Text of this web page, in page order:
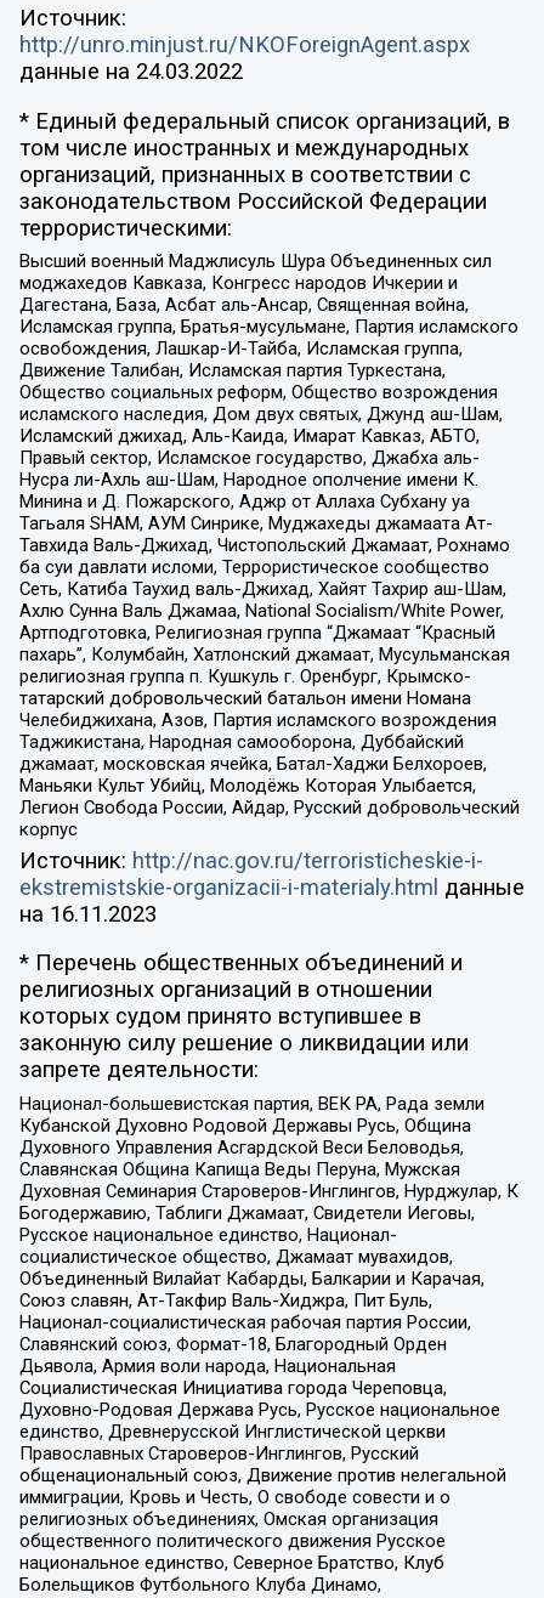
Источник:
http://unro.minjust.ru/NKOForeignAgent.aspx
данные на 24.03.2022
* Единый федеральный список организаций, в
том числе иностранных и международных
организаций, признанных в соответствии с
законодательством Российской Федерации
террористическими:
Высший военный Маджлисуль Шура Объединенных сил
моджахедов Кавказа, Конгресс народов Ичкерии и
Дагестана, База, Асбат аль-Ансар, Священная война,
Исламская группа, Братья-мусульмане, Партия исламского
освобождения, Лашкар-И-Тайба, Исламская группа,
Движение Талибан, Исламская партия Туркестана,
Общество социальных реформ, Общество возрождения
исламского наследия, Дом двух святых, Джунд аш-Шам,
Исламский джихад, Аль-Каида, Имарат Кавказ, АБТО,
Правый сектор, Исламское государство, Джабха аль-
Нусра ли-Ахль аш-Шам, Народное ополчение имени К.
Минина и Д. Пожарского, Аджр от Аллаха Субхану уа
Тагьаля SHAM, АУМ Синрике, Муджахеды джамаата Ат-
Тавхида Валь-Джихад, Чистопольский Джамаат, Рохнамо
ба суи давлати исломи, Террористическое сообщество
Сеть, Катиба Таухид валь-Джихад, Хайят Тахрир аш-Шам,
Ахлю Сунна Валь Джамаа, National Socialism/White Power,
Артподготовка, Религиозная группа “Джамаат “Красный
пахарь”, Колумбайн, Хатлонский джамаат, Мусульманская
религиозная группа п. Кушкуль г. Оренбург, Крымско-
татарский добровольческий батальон имени Номана
Челебиджихана, Азов, Партия исламского возрождения
Таджикистана, Народная самооборона, Дуббайский
джамаат, московская ячейка, Батал-Хаджи Белхороев,
Маньяки Культ Убийц, Молодёжь Которая Улыбается,
Легион Свобода России, Айдар, Русский добровольческий
корпус
Источник: http://nac.gov.ru/terroristicheskie-i-
ekstremistskie-organizacii-i-materialy.html данные
на 16.11.2023
* Перечень общественных объединений и
религиозных организаций в отношении
которых судом принято вступившее в
законную силу решение о ликвидации или
запрете деятельности:
Национал-большевистская партия, ВЕК РА, Рада земли
Кубанской Духовно Родовой Державы Русь, Община
Духовного Управления Асгардской Веси Беловодья,
Славянская Община Капища Веды Перуна, Мужская
Духовная Семинария Староверов-Инглингов, Нурджулар, К
Богодержавию, Таблиги Джамаат, Свидетели Иеговы,
Русское национальное единство, Национал-
социалистическое общество, Джамаат мувахидов,
Объединенный Вилайат Кабарды, Балкарии и Карачая,
Союз славян, Ат-Такфир Валь-Хиджра, Пит Буль,
Национал-социалистическая рабочая партия России,
Славянский союз, Формат-18, Благородный Орден
Дьявола, Армия воли народа, Национальная
Социалистическая Инициатива города Череповца,
Духовно-Родовая Держава Русь, Русское национальное
единство, Древнерусской Инглистической церкви
Православных Староверов-Инглингов, Русский
общенациональный союз, Движение против нелегальной
иммиграции, Кровь и Честь, О свободе совести и о
религиозных объединениях, Омская организация
общественного политического движения Русское
национальное единство, Северное Братство, Клуб
Болельщиков Футбольного Клуба Динамо,